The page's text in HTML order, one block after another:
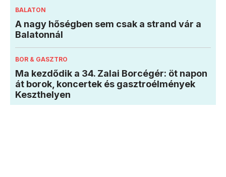
BALATON
A nagy hőségben sem csak a strand vár a
Balatonnál
BOR & GASZTRO
Ma kezdődik a 34. Zalai Borcégér: öt napon
át borok, koncertek és gasztroélmények
Keszthelyen